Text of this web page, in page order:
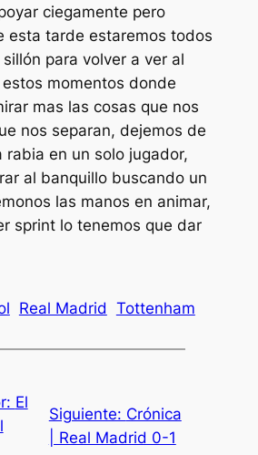
ciegamente pero
esta tarde estaremos todos
para volver a ver al
momentos donde
mas las cosas que nos
nos separan, dejemos de
rabia en un solo jugador,
al banquillo buscando un
las manos en animar,
sprint lo tenemos que dar
Real Madrid Tottenham
El
Siguiente: Crónica
| Real Madrid 0-1